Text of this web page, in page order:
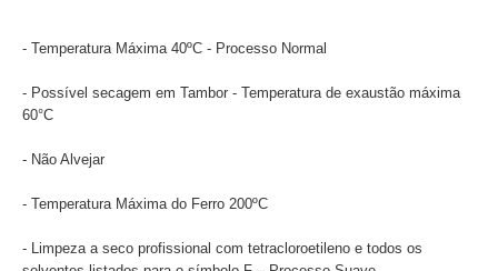
- Temperatura Máxima 40ºC - Processo Normal
- Possível secagem em Tambor - Temperatura de exaustão máxima
60°C
- Não Alvejar
- Temperatura Máxima do Ferro 200ºC
- Limpeza a seco profissional com tetracloroetileno e todos os